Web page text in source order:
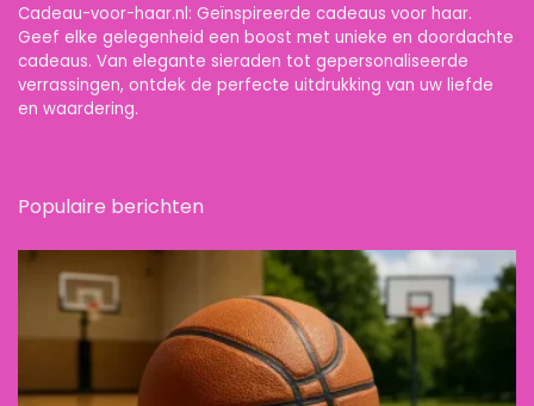
Cadeau-voor-haar.nl: Geïnspireerde cadeaus voor haar.
Geef elke gelegenheid een boost met unieke en doordachte
cadeaus. Van elegante sieraden tot gepersonaliseerde
verrassingen, ontdek de perfecte uitdrukking van uw liefde
en waardering.
Populaire berichten